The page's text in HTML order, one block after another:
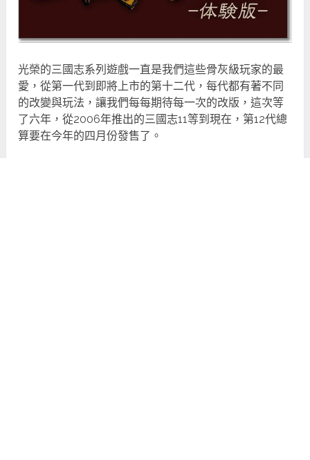
光榮的三國志系列遊戲一直是我們這些骨灰級玩家的最
愛，從第一代到即將上市的第十二代，每代都有著不同
的改變與玩法，讓我們每每期待每一次的改版，這次等
了六年，從2006年推出的三國志11等到現在，第12代總
算要在今年的四月份發售了。